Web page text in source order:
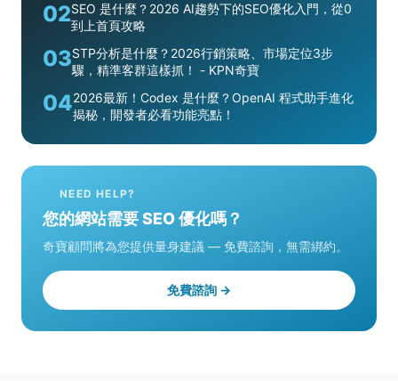
02SEO 是什麼？2026 AI趨勢下的SEO優化入門，從0
到上首頁攻略
03STP分析是什麼？2026行銷策略、市場定位3步
驟，精準客群這樣抓！ - KPN奇寶
042026最新！Codex 是什麼？OpenAI 程式助手進化
揭秘，開發者必看功能亮點！
NEED HELP?
您的網站需要 SEO 優化嗎？
奇寶顧問將為您提供量身建議 — 免費諮詢，無需綁約。
免費諮詢 →